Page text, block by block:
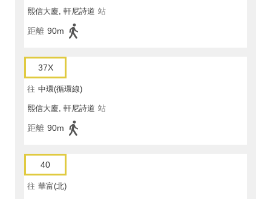
熙信大廈, 軒尼詩道 站
距離 90m
37X
往 中環(循環線)
熙信大廈, 軒尼詩道 站
距離 90m
40
往 華富(北)